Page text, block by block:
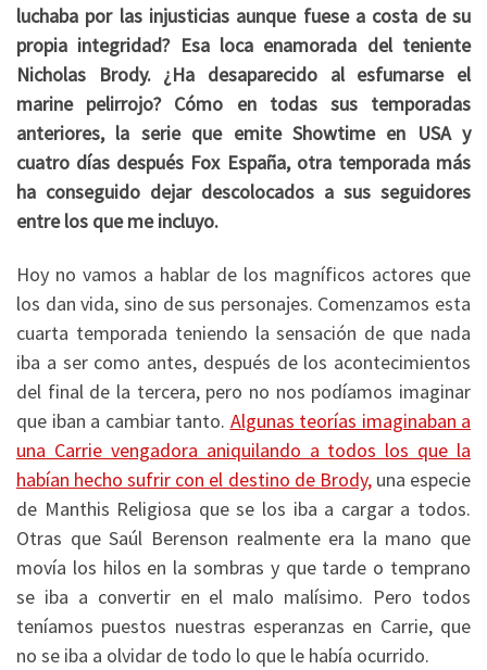
luchaba por las injusticias aunque fuese a costa de su
propia integridad? Esa loca enamorada del teniente
Nicholas Brody. ¿Ha desaparecido al esfumarse el
marine pelirrojo? Cómo en todas sus temporadas
anteriores, la serie que emite Showtime en USA y
cuatro días después Fox España, otra temporada más
ha conseguido dejar descolocados a sus seguidores
entre los que me incluyo.
Hoy no vamos a hablar de los magníficos actores que
los dan vida, sino de sus personajes. Comenzamos esta
cuarta temporada teniendo la sensación de que nada
iba a ser como antes, después de los acontecimientos
del final de la tercera, pero no nos podíamos imaginar
que iban a cambiar tanto. Algunas teorías imaginaban a
una Carrie vengadora aniquilando a todos los que la
habían hecho sufrir con el destino de Brody,una especie
de Manthis Religiosa que se los iba a cargar a todos.
Otras que Saúl Berenson realmente era la mano que
movía los hilos en la sombras y que tarde o temprano
se iba a convertir en el malo malísimo. Pero todos
teníamos puestos nuestras esperanzas en Carrie, que
no se iba a olvidar de todo lo que le había ocurrido.